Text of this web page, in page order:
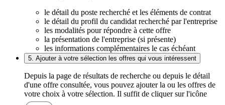
le détail du poste recherché et les éléments de contrat
le détail du profil du candidat recherché par l'entreprise
les modalités pour répondre à cette offre
la présentation de l'entreprise (si présente)
les informations complémentaires le cas échéant
5. Ajouter à votre sélection les offres qui vous intéressent
Depuis la page de résultats de recherche ou depuis le détail
d'une offre consultée, vous pouvez ajouter la ou les offres de
votre choix à votre sélection. Il suffit de cliquer sur l'icône